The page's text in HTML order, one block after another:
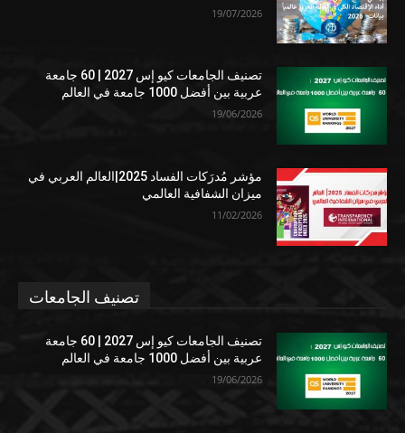
19/07/2026
تصنيف الجامعات كيو إس 2027 | 60 جامعة
عربية بين أفضل 1000 جامعة في العالم
19/06/2026
مؤشر مُدرَكات الفساد 2025|العالم العربي في
ميزان الشفافية العالمي
11/02/2026
تصنيف الجامعات
تصنيف الجامعات كيو إس 2027 | 60 جامعة
عربية بين أفضل 1000 جامعة في العالم
19/06/2026